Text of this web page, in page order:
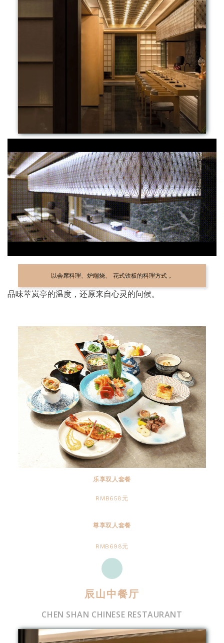
以会席料理、炉端烧、 花式铁板的料理方式，
品味萃岚亭的温度，还原来自心灵的问候。
乐享双人套餐
RMB658元
尊享双人套餐
RMB698元
辰山中餐厅
CHEN SHAN CHINESE RESTAURANT